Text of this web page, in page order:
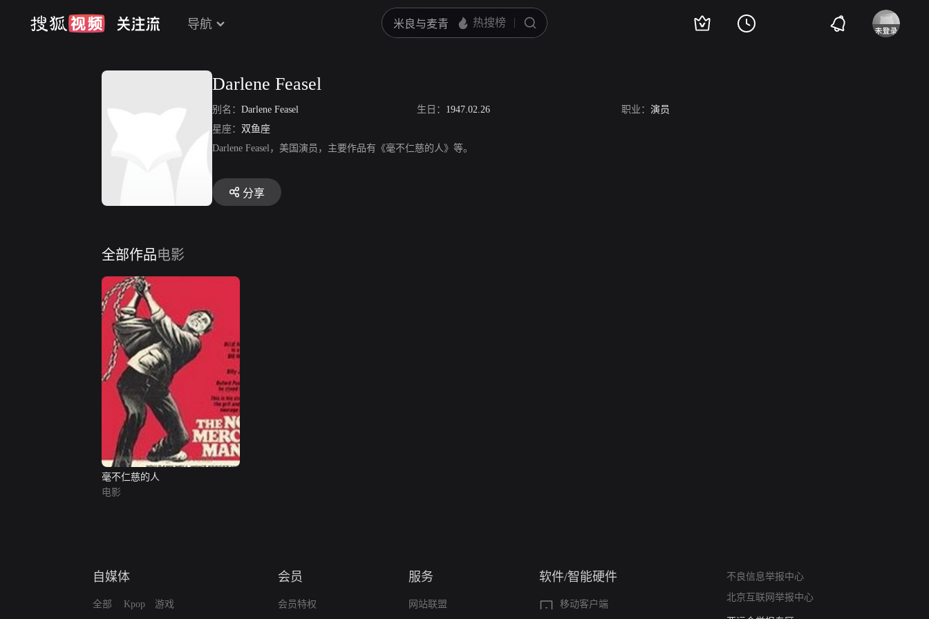
导航
Darlene Feasel
别名： Darlene Feasel 生日： 1947.02.26 职业： 演员
星座： 双鱼座
Darlene Feasel，美国演员，主要作品有《毫不仁慈的人》等。
分享
全部作品电影
毫不仁慈的人
电影
自媒体
全部 Kpop 游戏
会员
会员特权
服务
网站联盟
软件/智能硬件
移动客户端
不良信息举报中心
北京互联网举报中心
算法推荐专项举报